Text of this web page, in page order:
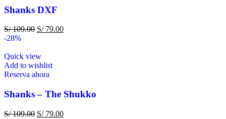
Shanks DXF
S/109.00 S/79.00
-28%
Quick view
Add to wishlist
Reserva ahora
Shanks – The Shukko
S/109.00 S/79.00